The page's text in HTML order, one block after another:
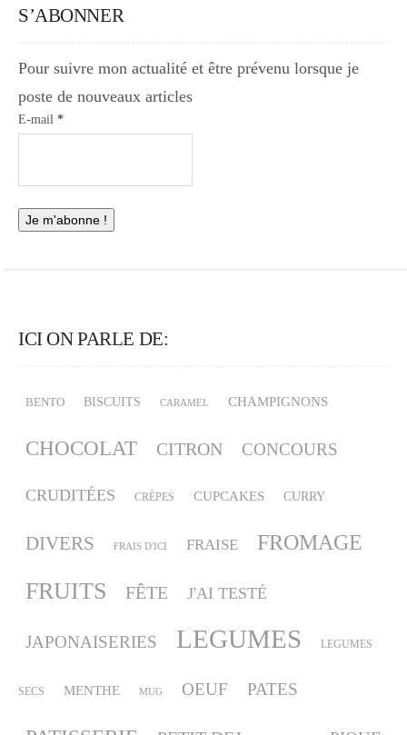
S’ABONNER
Pour suivre mon actualité et être prévenu lorsque je
poste de nouveaux articles
E-mail *
ICI ON PARLE DE:
BENTO BISCUITS CARAMEL CHAMPIGNONS
CHOCOLAT CITRON CONCOURS
CRUDITÉES CRÈPES CUPCAKES CURRY
DIVERS FRAIS D'ICI FRAISE FROMAGE
FRUITS FÊTE J'AI TESTÉ
JAPONAISERIES LEGUMES LEGUMES
SECS MENTHE MUG OEUF PATES